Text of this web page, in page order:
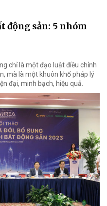
động sản: 5 nhóm
chỉ là một đạo luật điều chỉnh
mà là một khuôn khổ pháp lý
đại, minh bạch, hiệu quả.